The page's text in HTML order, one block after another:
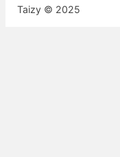
Taizy © 2025